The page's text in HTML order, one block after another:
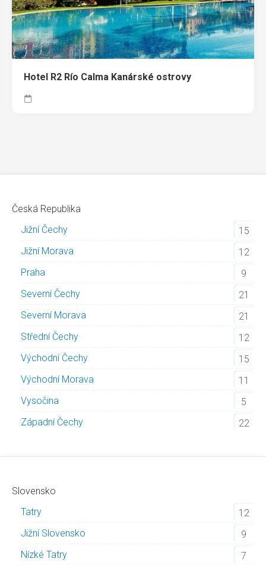
Hotel R2 Río Calma Kanárské ostrovy
Česká Republika
Jižní Čechy
15
Jižní Morava
12
Praha
9
Severní Čechy
21
Severní Morava
21
Střední Čechy
12
Východní Čechy
15
Východní Morava
11
Vysočina
5
Západní Čechy
22
Slovensko
Tatry
12
Jižní Slovensko
9
Nízké Tatry
7